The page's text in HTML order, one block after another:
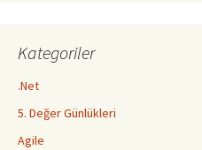
Kategoriler
.Net
5. Değer Günlükleri
Agile